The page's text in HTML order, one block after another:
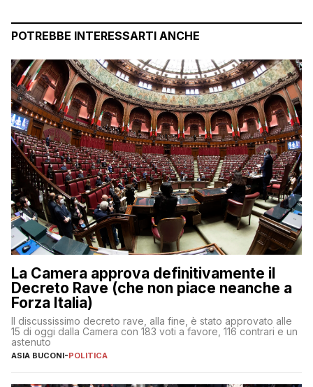
POTREBBE INTERESSARTI ANCHE
La Camera approva definitivamente il
Decreto Rave (che non piace neanche a
Forza Italia)
Il discussissimo decreto rave, alla fine, è stato approvato alle
15 di oggi dalla Camera con 183 voti a favore, 116 contrari e un
astenuto
ASIA BUCONI-POLITICA